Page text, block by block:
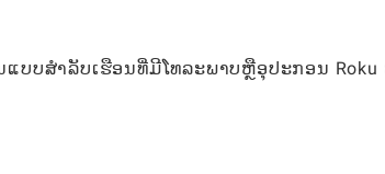
ບບສໍາລັບເຮືອນທີ່ມີໂທລະພາບຫຼືອຸປະກອນ Roku